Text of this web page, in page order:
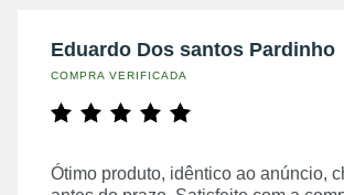
Eduardo Dos santos Pardinho
COMPRA VERIFICADA
Ótimo produto, idêntico ao anúncio,